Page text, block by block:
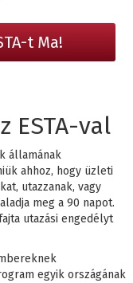
t Ma!
ESTA-val
államának
ahhoz, hogy üzleti
utazzanak, vagy
meg a 90 napot.
utazási engedélyt
egyik országának